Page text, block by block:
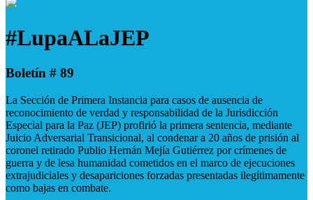
#LupaALaJEP
Boletín # 89
La Sección de Primera Instancia para casos de ausencia de
reconocimiento de verdad y responsabilidad de la Jurisdicción
Especial para la Paz (JEP) profirió la primera sentencia, mediante
Juicio Adversarial Transicional, al condenar a 20 años de prisión al
coronel retirado Publio Hernán Mejía Gutiérrez por crímenes de
guerra y de lesa humanidad cometidos en el marco de ejecuciones
extrajudiciales y desapariciones forzadas presentadas ilegítimamente
como bajas en combate.